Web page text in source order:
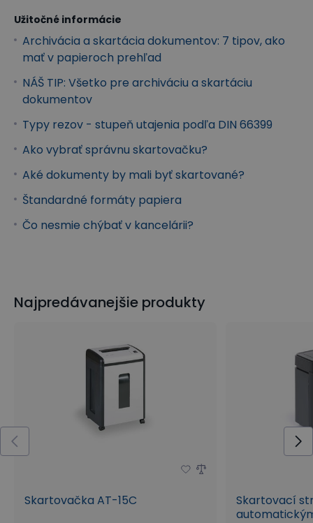
Užitočné informácie
Archivácia a skartácia dokumentov: 7 tipov, ako
mať v papieroch prehľad
NÁŠ TIP: Všetko pre archiváciu a skartáciu
dokumentov
Typy rezov - stupeň utajenia podľa DIN 66399
Ako vybrať správnu skartovačku?
Aké dokumenty by mali byť skartované?
Štandardné formáty papiera
Čo nesmie chýbať v kancelárii?
Najpredávanejšie produkty
Skartovačka AT-15C
Skartovací